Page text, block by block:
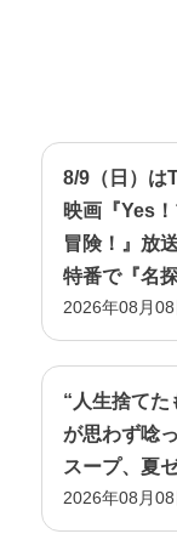
8/9（日）は
映画『Yes
冒険！』放
特番で『名
2026年08月
“人生捨て
が思わず唸
スープ、夏
2026年08月